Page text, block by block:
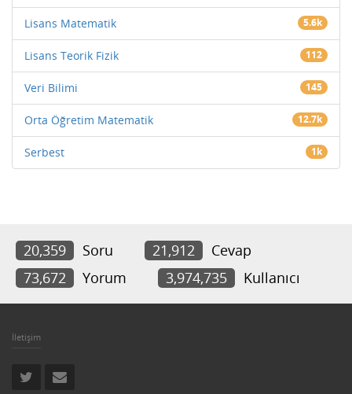
Lisans Matematik 5.6k
Lisans Teorik Fizik 112
Veri Bilimi 145
Orta Öğretim Matematik 12.7k
Serbest 1k
20,359 Soru 21,912
Cevap
73,672
Yorum 3,974,735 Kullanıcı
İletişim